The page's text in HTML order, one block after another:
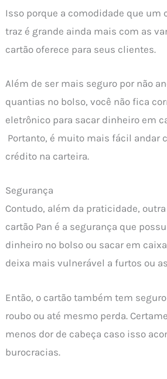
Isso porque a comodidade que um
traz é grande ainda mais com as
cartão oferece para seus clientes.
Além de ser mais seguro por não
quantias no bolso, você não fica
eletrônico para sacar dinheiro em
Portanto, é muito mais fácil andar
crédito na carteira.
Segurança
Contudo, além da praticidade,
cartão Pan é a segurança que
dinheiro no bolso ou sacar em
deixa mais vulnerável a furtos ou
Então, o cartão também tem
roubo ou até mesmo perda.
menos dor de cabeça caso isso
burocracias.